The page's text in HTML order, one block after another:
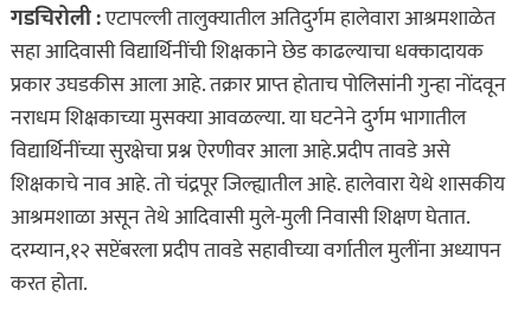
गडचिरोली :एटापल्ली तालुक्यातील अतिदुर्गम हालेवारा आश्रमशाळेत
सहा आदिवासी विद्यार्थिनींची शिक्षकाने छेड काढल्याचा धक्कादायक
प्रकार उघडकीस आला आहे. तक्रार प्राप्त हाेताच पोलिसांनी गुन्हा नोंदवून
नराधम शिक्षकाच्या मुसक्या आवळल्या. या घटनेने दुर्गम भागातील
विद्यार्थिनींच्या सुरक्षेचा प्रश्न ऐरणीवर आला आहे.प्रदीप तावडे असे
शिक्षकाचे नाव आहे. तो चंद्रपूर जिल्ह्यातील आहे. हालेवारा येथे शासकीय
आश्रमशाळा असून तेथे आदिवासी मुले-मुली निवासी शिक्षण घेतात.
दरम्यान,१२ सप्टेंबरला प्रदीप तावडे सहावीच्या वर्गातील मुलींना अध्यापन
करत होता.